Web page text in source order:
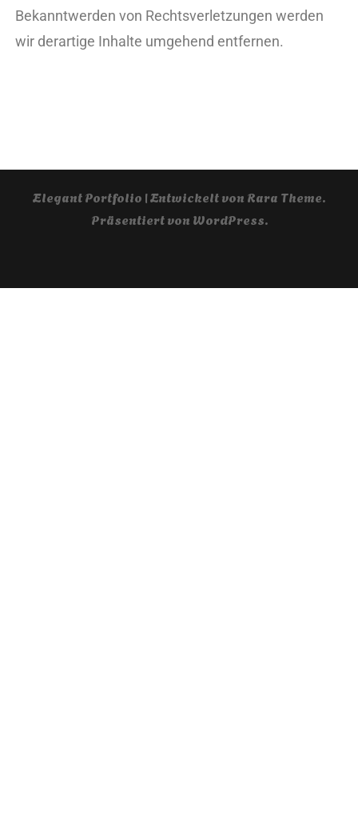
Bekanntwerden von Rechtsverletzungen werden
wir derartige Inhalte umgehend entfernen.
Elegant Portfolio | Entwickelt von Rara Theme.
Präsentiert von WordPress.